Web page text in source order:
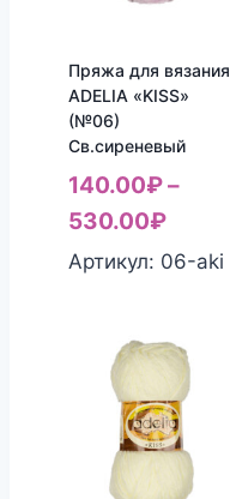
Пряжа для вязания
ADELIA «KISS»
(№06)
Св.сиреневый
140.00₽–
530.00₽
Артикул: 06-aki